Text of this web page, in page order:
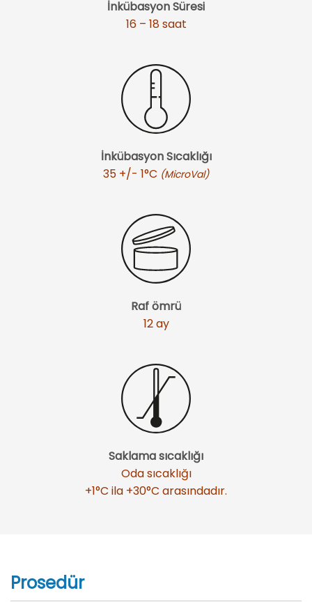
İnkübasyon Süresi
16 – 18 saat
İnkübasyon Sıcaklığı
35 +/- 1°C (MicroVal)
Raf ömrü
12 ay
Saklama sıcaklığı
Oda sıcaklığı
+1°C ila +30°C arasındadır.
Prosedür